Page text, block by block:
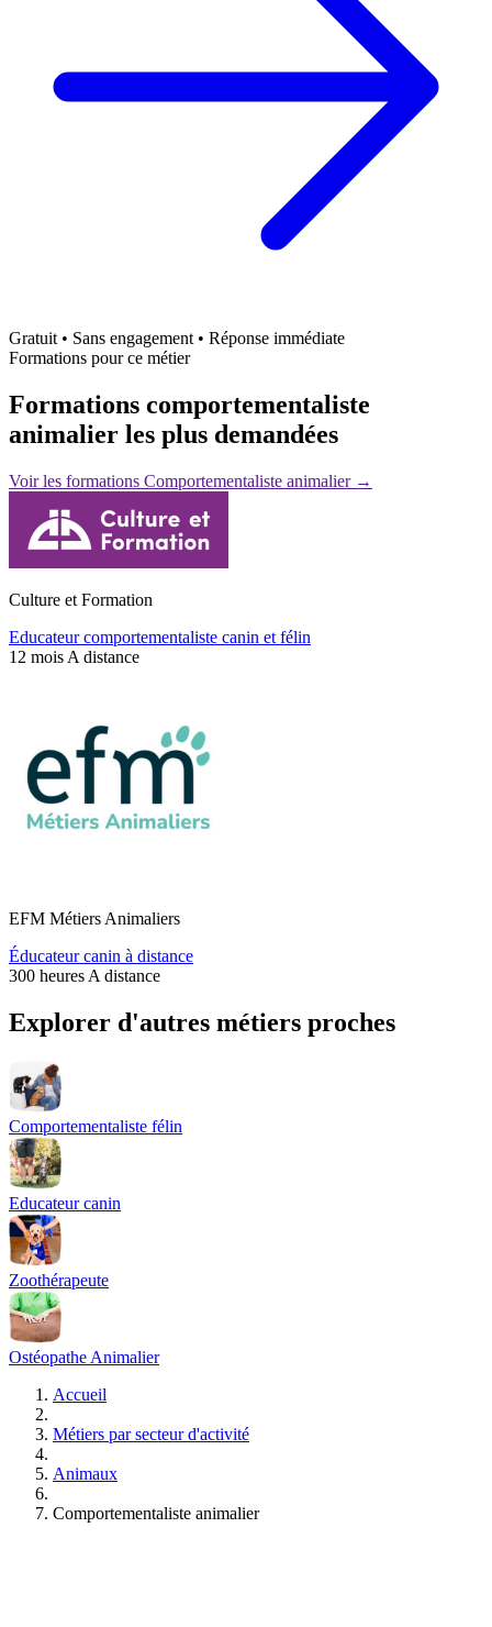
Gratuit • Sans engagement • Réponse immédiate
Formations pour ce métier
Formations comportementaliste
animalier les plus demandées
Voir les formations Comportementaliste animalier →
Culture et Formation
Educateur comportementaliste canin et félin
12 mois A distance
EFM Métiers Animaliers
Éducateur canin à distance
300 heures A distance
Explorer d'autres métiers proches
Comportementaliste félin
Educateur canin
Zoothérapeute
Ostéopathe Animalier
Accueil
Métiers par secteur d'activité
Animaux
Comportementaliste animalier